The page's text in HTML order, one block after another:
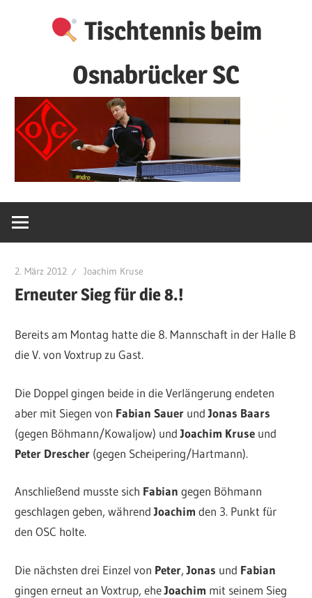
Tischtennis beim
Osnabrücker SC
2. März 2012 Joachim Kruse
Erneuter Sieg für die 8.!
Bereits am Montag hatte die 8. Mannschaft in der Halle B
die V. von Voxtrup zu Gast.
Die Doppel gingen beide in die Verlängerung endeten
aber mit Siegen von Fabian Sauer undJonas Baars
(gegen Böhmann/Kowaljow) undJoachim Kruse und
Peter Drescher (gegen Scheipering/Hartmann).
Anschließend musste sich Fabiangegen Böhmann
geschlagen geben, währendJoachimden 3. Punkt für
den OSC holte.
Die nächsten drei Einzel von Peter,Jonas und Fabian
gingen erneut an Voxtrup, eheJoachim mit seinem Sieg